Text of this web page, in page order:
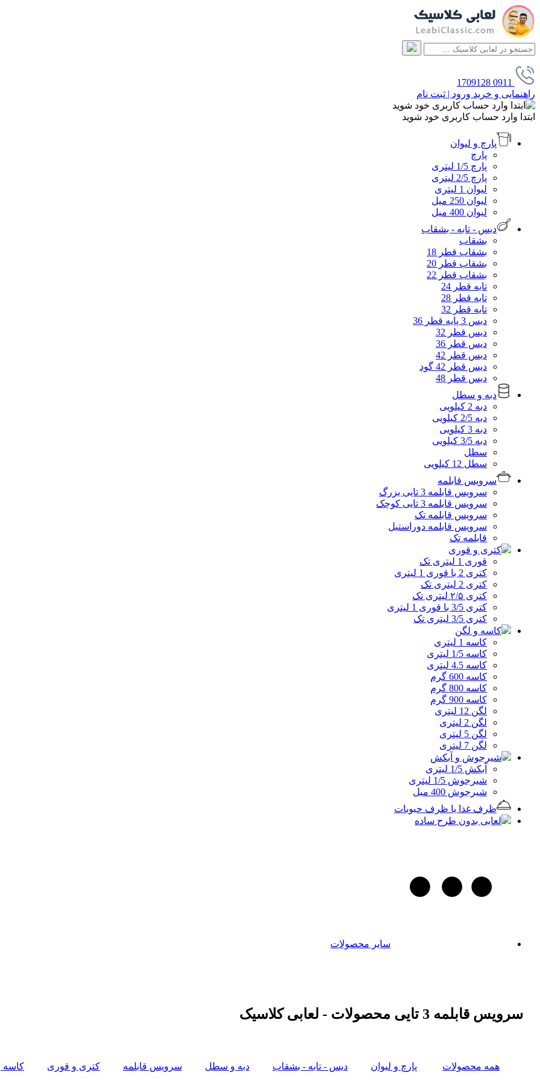
0911
راهنمایی و خرید ورود | ثبت نام
ابتدا وارد حساب کاربری خود شوید
پارچ و لیوان
پارچ
پارچ 1/5 لیتری
پارچ 2/5 لیتری
لیوان 1 لیتری
لیوان 250 میل
لیوان 400 میل
دیس - تابه - بشقاب
بشقاب
بشقاب قطر 18
بشقاب قطر 20
بشقاب قطر 22
تابه قطر 24
تابه قطر 28
تابه قطر 32
دیس 3 پایه قطر 36
دیس قطر 32
دیس قطر 36
دیس قطر 42
دیس قطر 42 گود
دیس قطر 48
دبه و سطل
دبه 2 کیلویی
دبه 2/5 کیلویی
دبه 3 کیلویی
دبه 3/5 کیلویی
سطل
سطل 12 کیلویی
سرویس قابلمه
سرویس قابلمه 3 تایی بزرگ
سرویس قابلمه 3 تایی کوچک
سرویس قابلمه تک
سرویس قابلمه دوراستیل
قابلمه تک
کتری و قوری
قوری 1 لیتری تک
کتری 2 با قوری 1 لیتری
کتری 2 لیتری تک
کتری ۲/۵ لیتری تک
کتری 3/5 با قوری 1 لیتری
کتری 3/5 لیتری تک
کاسه و لگن
کاسه 1 لیتری
کاسه 1/5 لیتری
کاسه 4.5 لیتری
کاسه 600 گرم
کاسه 800 گرم
کاسه 900 گرم
لگن 12 لیتری
لگن 2 لیتری
لگن 5 لیتری
لگن 7 لیتری
شیرجوش و آبکش
آبکش 1/5 لیتری
شیرجوش 1/5 لیتری
شیرجوش 400 میل
ظرف غذا یا ظرف حبوبات
لعابی بدون طرح ساده
سایر محصولات
سرویس قابلمه 3 تایی محصولات - لعابی کلاسیک
همه محصولات پارچ و لیوان دیس - تابه - بشقاب دبه و سطل سرویس قابلمه کتری و قوری کاسه